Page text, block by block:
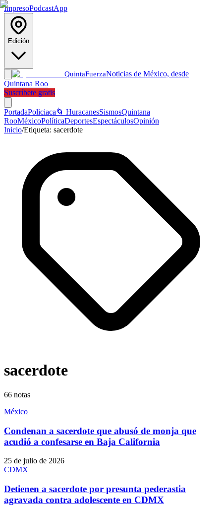
ImpresoPodcastApp
Edición
QuintaFuerzaNoticias de México, desde
Quintana Roo
Suscríbete gratis
PortadaPoliciaca 🌀 HuracanesSismosQuintana
RooMéxicoPolíticaDeportesEspectáculosOpinión
Inicio/Etiqueta: sacerdote
sacerdote
66 notas
México
Condenan a sacerdote que abusó de monja que
acudió a confesarse en Baja California
25 de julio de 2026
CDMX
Detienen a sacerdote por presunta pederastia
agravada contra adolescente en CDMX